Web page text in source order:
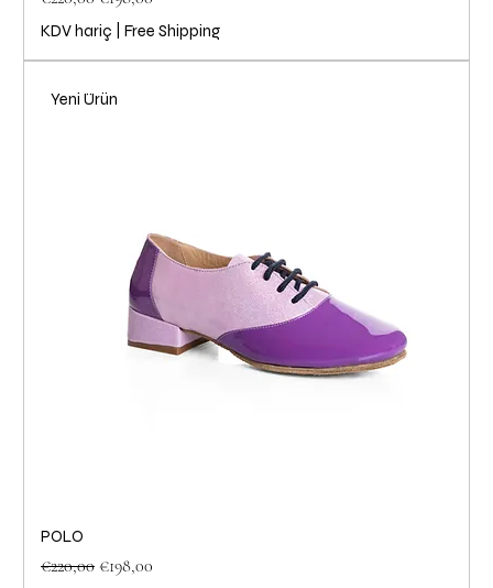
KDV hariç Free Shipping
Yeni Ürün
POLO
Normal Fiyat
€220,00 İndirimli Fiyat
€198,00